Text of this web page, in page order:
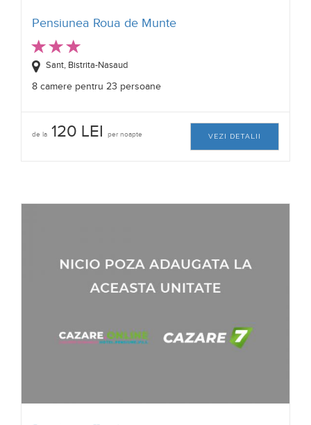
Pensiunea Roua de Munte
Sant, Bistrita-Nasaud
8 camere pentru 23 persoane
de la 120 LEI per noapte VEZI DETALII